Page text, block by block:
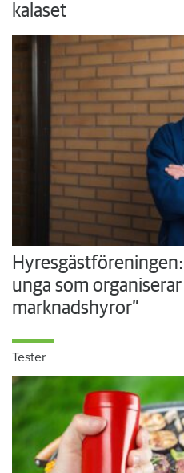
kalaset
unga som
marknadshyror”
Tester